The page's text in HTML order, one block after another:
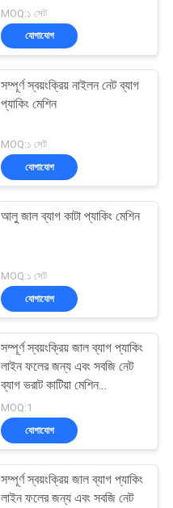
MOQ:১ সেট
যোগাযোগ
সম্পূর্ণ স্বয়ংক্রিয় নাইলন নেট ব্যাগ
প্যাকিং মেশিন
MOQ:১ সেট
যোগাযোগ
আলু জাল ব্যাগ কাটা প্যাকিং মেশিন
MOQ:১ সেট
যোগাযোগ
সম্পূর্ণ স্বয়ংক্রিয় জাল ব্যাগ প্যাকিং
লাইন ফলের জন্য এবং সবজি নেট
ব্যাগ ভরাট কাটিয়া মেশিন
Mtulihead ওজন সঙ্গে
MOQ:1
যোগাযোগ
সম্পূর্ণ স্বয়ংক্রিয় জাল ব্যাগ প্যাকিং
লাইন ফলের জন্য এবং সবজি নেট